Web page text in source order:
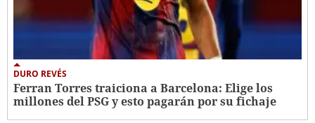
DURO REVÉS
Ferran Torres traiciona a Barcelona: Elige los
millones del PSG y esto pagarán por su fichaje